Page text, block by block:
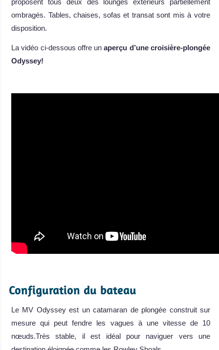
ombragés. Tables, chaises, sofas et transat sont mis à votre
disposition.
La vidéo ci-dessous offre unaperçu d’une croisière-plongée
Odyssey!
Configuration du bateau
Le MV Odyssey est un catamaran de plongée construit sur
mesure qui peut fendre les vagues à une vitesse de 10
nœuds.Très stable, il est idéal pour naviguer vers une